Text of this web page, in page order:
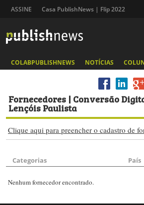
ASSINE Casa PublishNews | Flip 2022
COLABPUBLISHNEWS NOTÍCIAS
Fornecedores | Conversão
Lençóis Paulista
Clique aqui para preencher o cadastro de
Categorias País
Nenhum fornecedor encontrado.